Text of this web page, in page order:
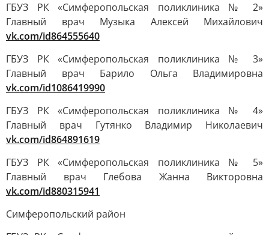
ГБУЗ РК «Симферопольская поликлиника № 2»
Главный врач Музыка Алексей Михайлович
vk.com/id864555640
ГБУЗ РК «Симферопольская поликлиника № 3»
Главный врач Барило Ольга Владимировна
vk.com/id1086419990
ГБУЗ РК «Симферопольская поликлиника № 4»
Главный врач Гутянко Владимир Николаевич
vk.com/id864891619
ГБУЗ РК «Симферопольская поликлиника № 5»
Главный врач Глебова Жанна Викторовна
vk.com/id880315941
Симферопольский район